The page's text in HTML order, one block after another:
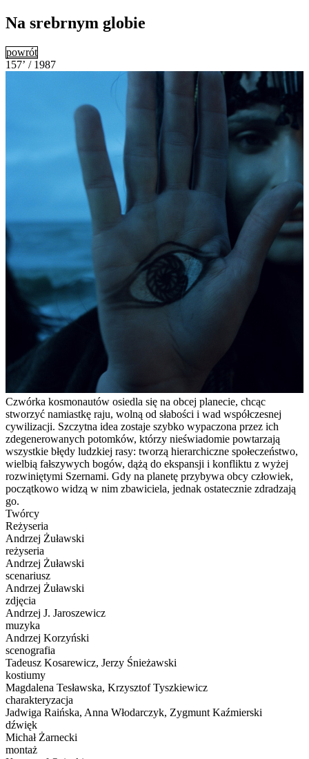
Na srebrnym globie
powrót
157’ / 1987
Czwórka kosmonautów osiedla się na obcej planecie, chcąc
stworzyć namiastkę raju, wolną od słabości i wad współczesnej
cywilizacji. Szczytna idea zostaje szybko wypaczona przez ich
zdegenerowanych potomków, którzy nieświadomie powtarzają
wszystkie błędy ludzkiej rasy: tworzą hierarchiczne społeczeństwo,
wielbią fałszywych bogów, dążą do ekspansji i konfliktu z wyżej
rozwiniętymi Szernami. Gdy na planetę przybywa obcy człowiek,
początkowo widzą w nim zbawiciela, jednak ostatecznie zdradzają
go.
Twórcy
Reżyseria
Andrzej Żuławski
reżyseria
Andrzej Żuławski
scenariusz
Andrzej Żuławski
zdjęcia
Andrzej J. Jaroszewicz
muzyka
Andrzej Korzyński
scenografia
Tadeusz Kosarewicz, Jerzy Śnieżawski
kostiumy
Magdalena Tesławska, Krzysztof Tyszkiewicz
charakteryzacja
Jadwiga Raińska, Anna Włodarczyk, Zygmunt Kaźmierski
dźwięk
Michał Żarnecki
montaż